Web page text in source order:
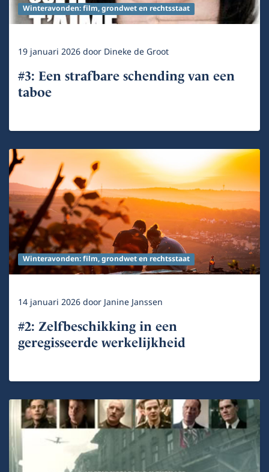
Winteravonden: film, grondwet en rechtsstaat
19 januari 2026door Dineke de Groot
#3: Een strafbare schending van een
taboe
Winteravonden: film, grondwet en rechtsstaat
14 januari 2026doorJanine Janssen
#2: Zelfbeschikking in een
geregisseerde werkelijkheid